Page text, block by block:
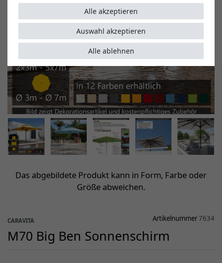
Das abgebildete Produkt kann in Form, Farbe oder
Größe abweichen.
CARAVITA Artikelnummer7634
M70 Big Ben Sonnenschirm
Alle akzeptieren
Alle ablehnen
Auswahl akzeptieren